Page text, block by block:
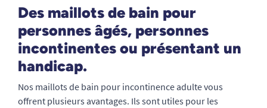
Des maillots de bain pour
personnes âgés, personnes
incontinentes ou présentant un
handicap.
Nos maillots de bain pour incontinence adulte vous
offrent plusieurs avantages. Ils sont utiles pour les